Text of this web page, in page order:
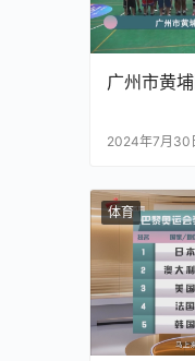
广州市黄
2024年7月30
体育